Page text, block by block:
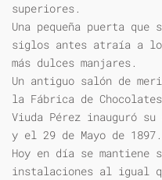
superiores.
Una pequeña puerta
siglos antes atraía a
más dulces manjares.
Un antiguo salón de
la Fábrica de
Viuda Pérez inauguró
y el 29 de Mayo de 1897.
Hoy en día se
instalaciones al igual